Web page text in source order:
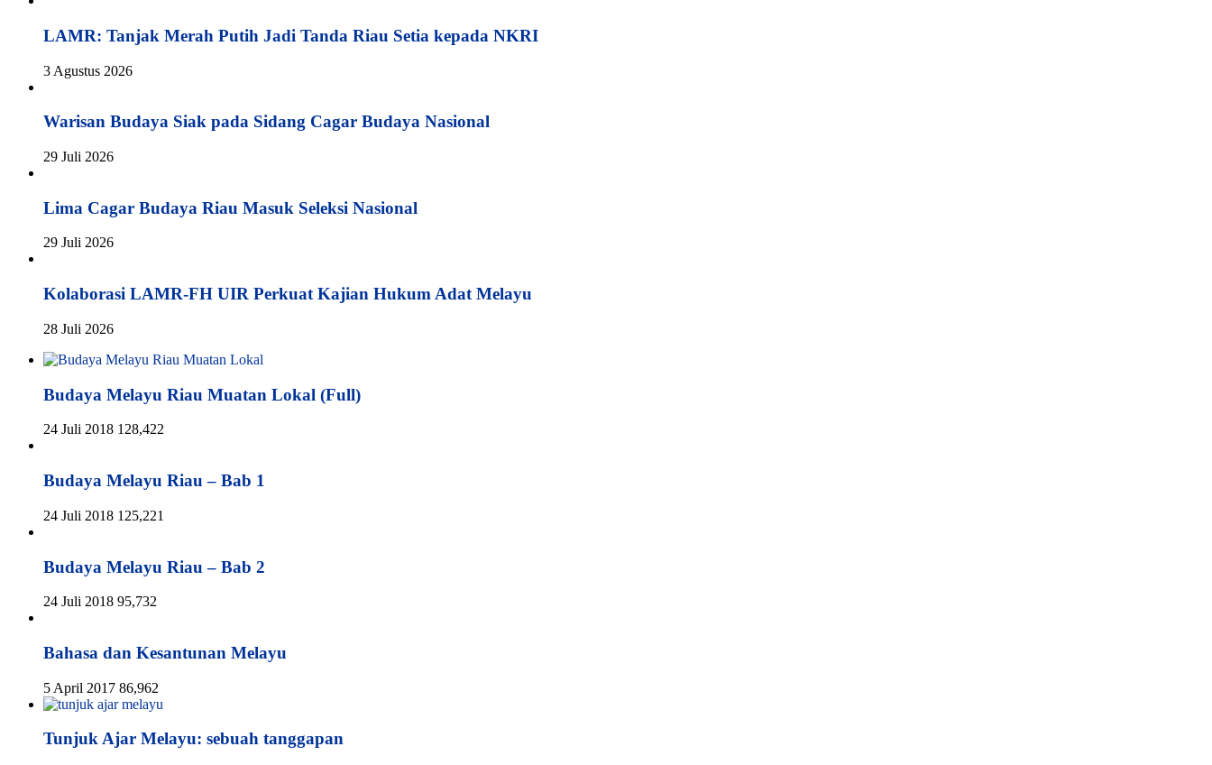
LAMR: Tanjak Merah Putih Jadi Tanda Riau Setia kepada NKRI
3 Agustus 2026
Warisan Budaya Siak pada Sidang Cagar Budaya Nasional
29 Juli 2026
Lima Cagar Budaya Riau Masuk Seleksi Nasional
29 Juli 2026
Kolaborasi LAMR-FH UIR Perkuat Kajian Hukum Adat Melayu
28 Juli 2026
Budaya Melayu Riau Muatan Lokal (Full)
24 Juli 2018 128,422
Budaya Melayu Riau – Bab 1
24 Juli 2018 125,221
Budaya Melayu Riau – Bab 2
24 Juli 2018 95,732
Bahasa dan Kesantunan Melayu
5 April 2017 86,962
Tunjuk Ajar Melayu: sebuah tanggapan